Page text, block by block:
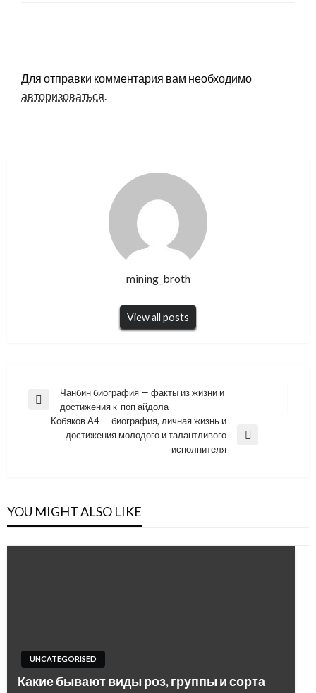
Для отправки комментария вам необходимо
авторизоваться.
mining_broth
View all posts
Навигация
записям
Previous
Чанбин биография — факты из жизни и
достижения к-поп айдола
Кобяков А4 — биография, личная жизнь и
достижения молодого и талантливого
исполнителя
YOU MIGHT ALSO LIKE
UNCATEGORISED
Какие бывают виды роз, группы и сорта